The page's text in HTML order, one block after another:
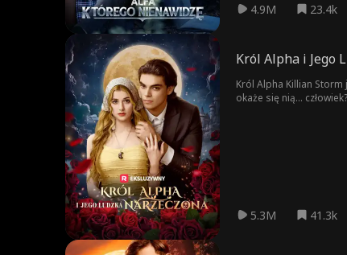
4.9M 23.4k
Król Alpha i Jego
Król Alpha Killian
okaże się nią...
5.3M 41.3k